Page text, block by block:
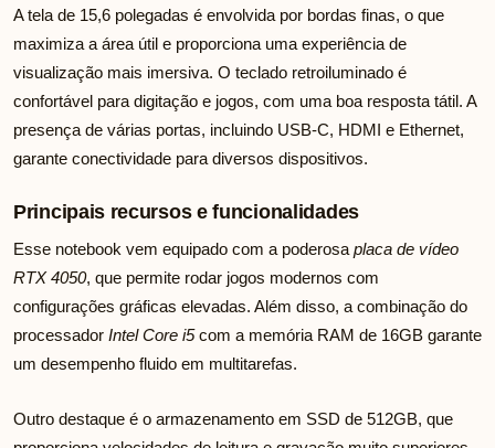
A tela de 15,6 polegadas é envolvida por bordas finas, o que
maximiza a área útil e proporciona uma experiência de
visualização mais imersiva. O teclado retroiluminado é
confortável para digitação e jogos, com uma boa resposta tátil. A
presença de várias portas, incluindo USB-C, HDMI e Ethernet,
garante conectividade para diversos dispositivos.
Principais recursos e funcionalidades
Esse notebook vem equipado com a poderosa placa de vídeo
RTX 4050, que permite rodar jogos modernos com
configurações gráficas elevadas. Além disso, a combinação do
processador Intel Core i5com a memória RAM de 16GB garante
um desempenho fluido em multitarefas.
Outro destaque é o armazenamento em SSD de 512GB, que